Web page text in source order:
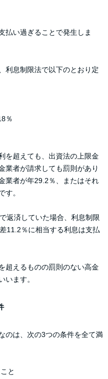
払い過ぎることで発生しま
利息制限法で以下のとおり定
％
を超えても、出資法の上限金
業者が請求しても罰則があり
業者が年29.2％、またはそれ
す。
返済していた場合、利息制限
11.2％に相当する利息は支払
超えるものの罰則のない高金
います。
のは、次の3つの条件を全て満
と